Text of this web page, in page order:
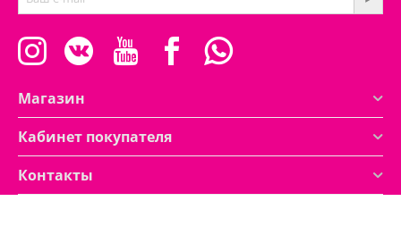
Магазин
Кабинет покупателя
Контакты